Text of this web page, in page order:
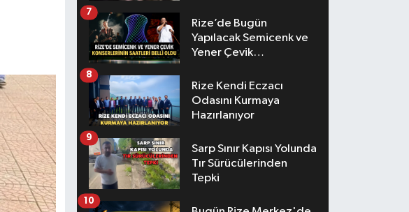
Rize’de Bugün
Yapılacak Semicenk ve
Yener Çevik
Belli Oldu
7
Rize Kendi Eczacı
Odasını Kurmaya
Hazırlanıyor
8
Sarp Sınır Kapısı Yolunda
Tır Sürücülerinden
Tepki
9
10